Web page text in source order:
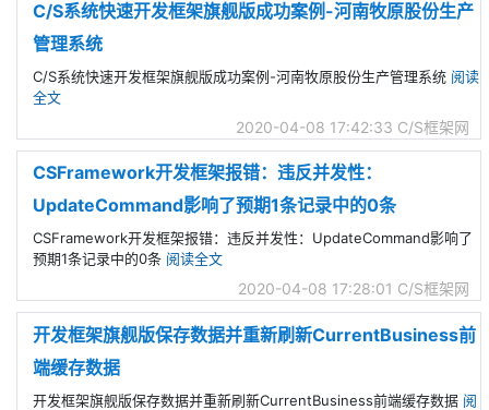
C/S系统快速开发框架旗舰版成功案例-河南牧原股份生产
管理系统
C/S系统快速开发框架旗舰版成功案例-河南牧原股份生产管理系统 阅读
全文
2020-04-08 17:42:33 C/S框架网
CSFramework开发框架报错：违反并发性：
UpdateCommand影响了预期1条记录中的0条
CSFramework开发框架报错：违反并发性：UpdateCommand影响了
预期1条记录中的0条 阅读全文
2020-04-08 17:28:01 C/S框架网
开发框架旗舰版保存数据并重新刷新CurrentBusiness前
端缓存数据
开发框架旗舰版保存数据并重新刷新CurrentBusiness前端缓存数据 阅